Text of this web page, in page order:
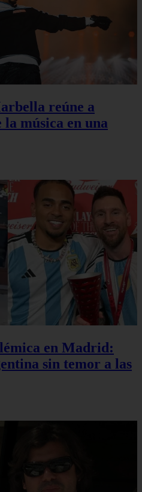
reúne a
la música en una
en Madrid:
sin temor a las